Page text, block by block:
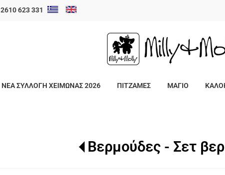
2610 623 331
ΝΕΑ ΣΥΛΛΟΓΗ ΧΕΙΜΩΝΑΣ 2026 ΠΙΤΖΑΜΕΣ ΜΑΓΙΟ
Βερμούδες - Σετ